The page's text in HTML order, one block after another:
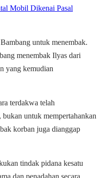
Mobil Dikenai Pasal
untuk menembak.
menembak Ilyas dari
yang kemudian
terdakwa telah
untuk mempertahankan
korban juga dianggap
tindak pidana kesatu